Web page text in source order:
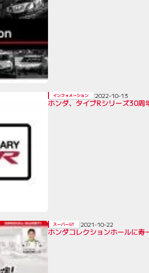
ホンダ、タイプRシリーズ30周
インフォメーション 2022-10-13
ホンダコレクションホールに
スーパーGT 2021-10-22